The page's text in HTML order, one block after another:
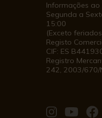
Informações ao
Segunda a
15:00
(Exceto
Registo
CIF: ES
Registro
242, 2003/